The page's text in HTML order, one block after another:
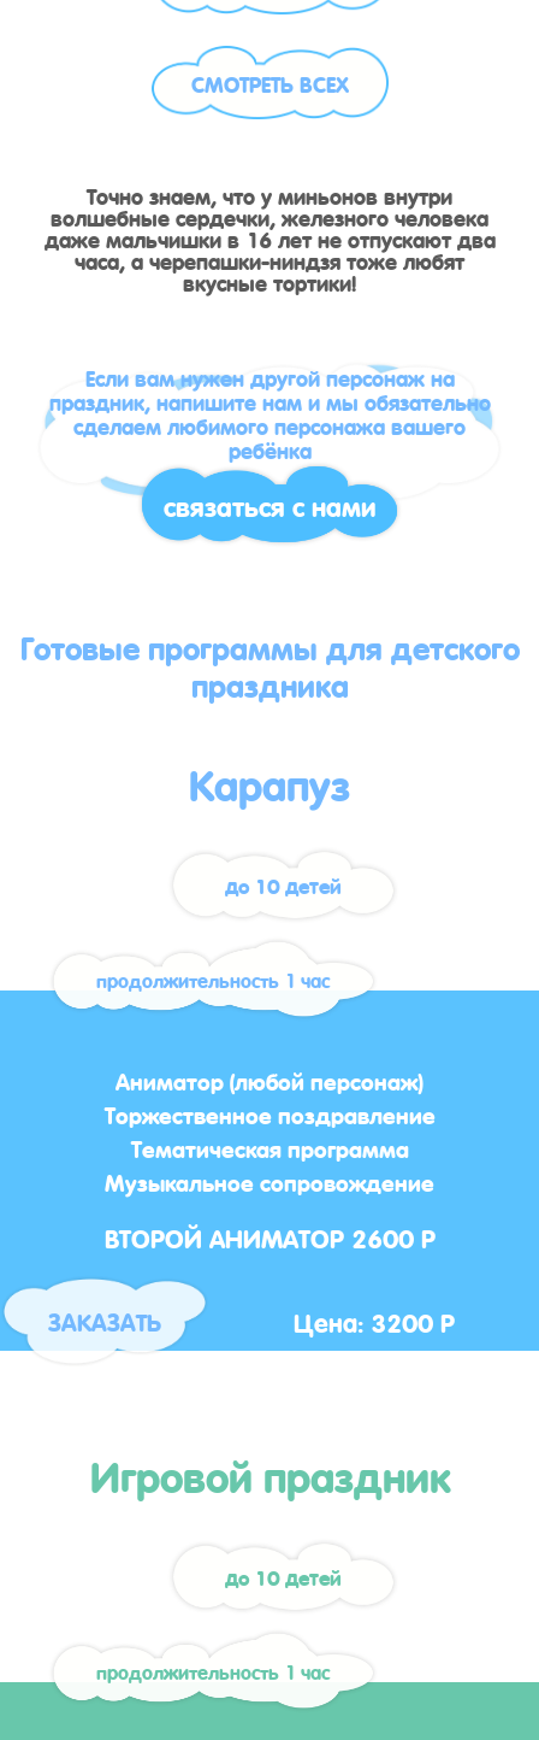
СМОТРЕТЬ ВСЕХ
Точно знаем, что у миньонов внутри
волшебные сердечки, железного человека
даже мальчишки в 16 лет не отпускают два
часа, а черепашки-ниндзя тоже любят
вкусные тортики!
Если вам нужен другой персонаж на
праздник, напишите нам и мы обязательно
сделаем любимого персонажа вашего
ребёнка
связаться с нами
Готовые программы для детского
праздника
Карапуз
до 10 детей
продолжительность 1 час
Аниматор (любой персонаж)
Торжественное поздравление
Тематическая программа
Музыкальное сопровождение
ВТОРОЙ АНИМАТОР 2600 Р
ЗАКАЗАТЬ Цена: 3200 Р
Игровой праздник
до 10 детей
продолжительность 1 час